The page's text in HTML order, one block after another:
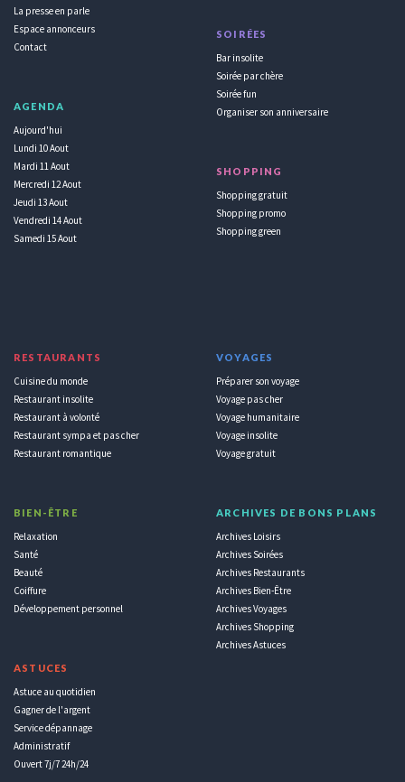
La presse en parle
Espace annonceurs
Contact
AGENDA
Aujourd'hui
Lundi 10 Aout
Mardi 11 Aout
Mercredi 12 Aout
Jeudi 13 Aout
Vendredi 14 Aout
Samedi 15 Aout
SOIRÉES
Bar insolite
Soirée par chère
Soirée fun
Organiser son anniversaire
SHOPPING
Shopping gratuit
Shopping promo
Shopping green
RESTAURANTS
Cuisine du monde
Restaurant insolite
Restaurant à volonté
Restaurant sympa et pas cher
Restaurant romantique
BIEN-ÊTRE
Relaxation
Santé
Beauté
Coiffure
Développement personnel
ASTUCES
Astuce au quotidien
Gagner de l'argent
Service dépannage
Administratif
Ouvert 7j/7 24h/24
VOYAGES
Préparer son voyage
Voyage pas cher
Voyage humanitaire
Voyage insolite
Voyage gratuit
ARCHIVES DE BONS PLANS
Archives Loisirs
Archives Soirées
Archives Restaurants
Archives Bien-Être
Archives Voyages
Archives Shopping
Archives Astuces